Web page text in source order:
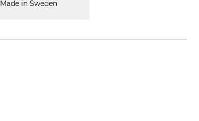
Made in Sweden